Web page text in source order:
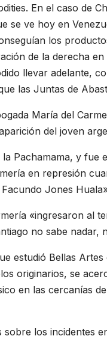
En el caso de
se ve hoy en
los
de la derecha
llevar adelante,
las Juntas de
María del
del joven
Pachamama, y
en represión
Jones
«ingresaron al
no sabe nadar,
estudió Bellas
originarios, se
en las cercanías
los incidentes